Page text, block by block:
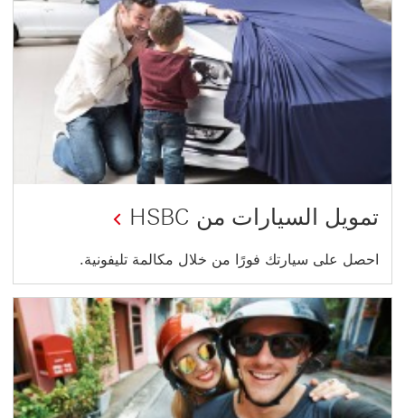
تمويل السيارات من HSBC
احصل على سيارتك فورًا من خلال مكالمة تليفونية.